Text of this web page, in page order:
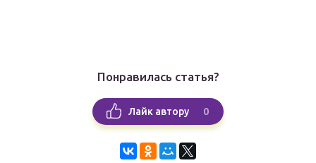
Понравилась статья?
Лайк автору 0